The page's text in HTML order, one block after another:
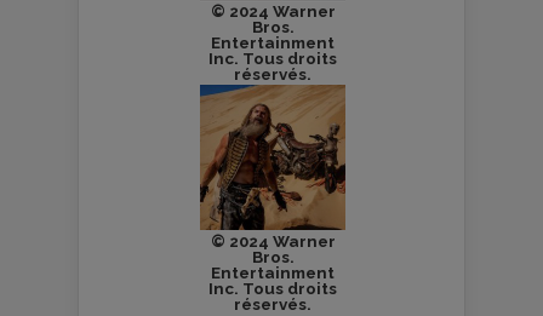
© 2024 Warner
Bros.
Entertainment
Inc. Tous droits
réservés.
© 2024 Warner
Bros.
Entertainment
Inc. Tous droits
réservés.